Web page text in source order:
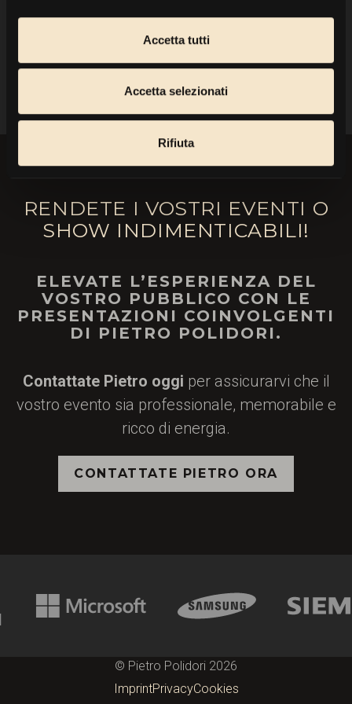
Accetta tutti
Accetta selezionati
Rifiuta
INDIETRO
RENDETE I VOSTRI EVENTI O
SHOW INDIMENTICABILI!
ELEVATE L’ESPERIENZA DEL
VOSTRO PUBBLICO CON LE
PRESENTAZIONI COINVOLGENTI
DI PIETRO POLIDORI.
Contattate Pietro oggi per assicurarvi che il
vostro evento sia professionale, memorabile e
ricco di energia.
CONTATTATE PIETRO ORA
© Pietro Polidori 2026
ImprintPrivacyCookies